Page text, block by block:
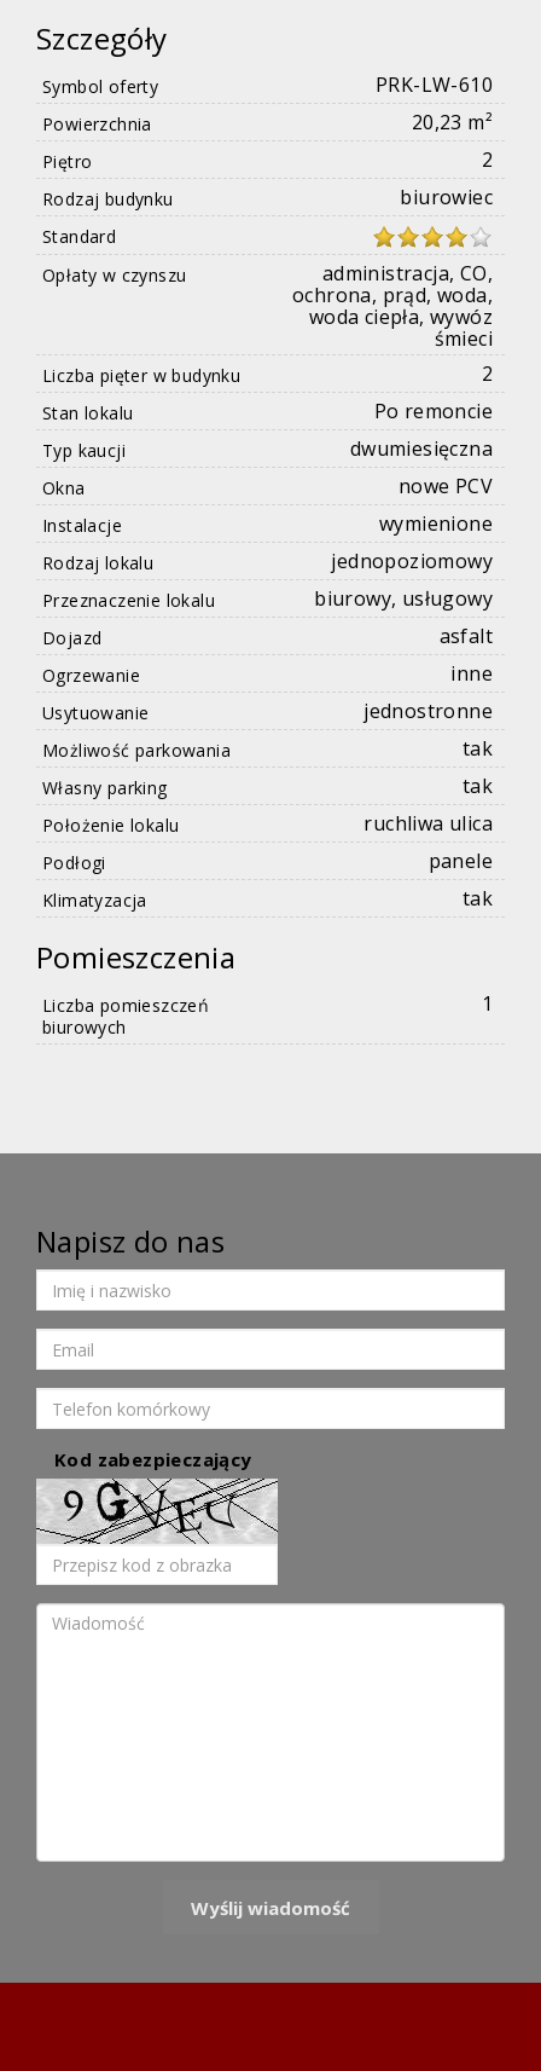
Szczegóły
Symbol oferty PRK-LW-610
Powierzchnia 20,23 m²
Piętro 2
Rodzaj budynku biurowiec
Standard
Opłaty w czynszu
administracja, CO,
ochrona, prąd, woda,
woda ciepła, wywóz
śmieci
Liczba pięter w budynku 2
Stan lokalu Po remoncie
Typ kaucji dwumiesięczna
Okna nowe PCV
Instalacje wymienione
Rodzaj lokalu jednopoziomowy
Przeznaczenie lokalu biurowy, usługowy
Dojazd asfalt
Ogrzewanie inne
Usytuowanie jednostronne
Możliwość parkowania tak
Własny parking tak
Położenie lokalu ruchliwa ulica
Podłogi panele
Klimatyzacja tak
Pomieszczenia
Liczba pomieszczeń
biurowych
1
Napisz do nas
Kod zabezpieczający